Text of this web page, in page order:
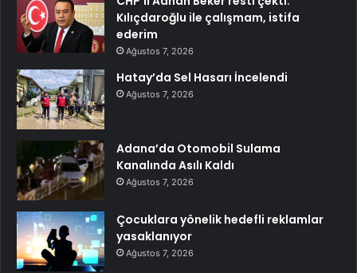
Kılıçdaroğlu ile çalışmam, istifa
ederim
Ağustos 7, 2026
Hatay’da Sel Hasarı İncelendi
Ağustos 7, 2026
Adana’da Otomobil Sulama
Kanalında Asılı Kaldı
Ağustos 7, 2026
Çocuklara yönelik hedefli reklamlar
yasaklanıyor
Ağustos 7, 2026